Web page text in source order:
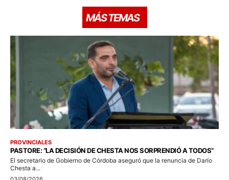
MÁS TEMAS
PROVINCIALES
PASTORE: “LA DECISIÓN DE CHESTA NOS SORPRENDIÓ A TODOS”
El secretario de Gobierno de Córdoba aseguró que la renuncia de Darío
Chesta a...